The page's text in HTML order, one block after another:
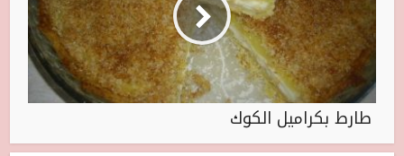
طارط بكراميل الكوك